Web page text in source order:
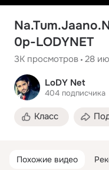
0p-LODYNET
3K просмотров 28
LoDY Net
404 подписчика
Класс
Похожие видео